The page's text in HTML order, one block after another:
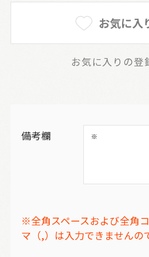
お気に入
お気に入りの登
備考欄
※全角スペースおよび全角
マ（,）は入力できませんの